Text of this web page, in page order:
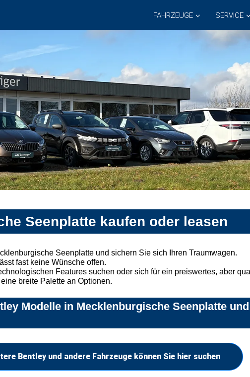
FAHRZEUGE SERVICE
Seenplatte kaufen oder leasen
Seenplatte und sichern Sie sich Ihren Traumwagen.
fast keine Wünsche offen.
Features suchen oder sich für ein preiswertes, aber
breite Palette an Optionen.
Modelle in Mecklenburgische Seenplatte
Bentley und andere Fahrzeuge können Sie hier suchen